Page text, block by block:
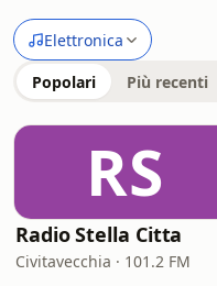
Elettronica
Popolari Più recenti
RS
Radio Stella Citta
Civitavecchia · 101.2 FM